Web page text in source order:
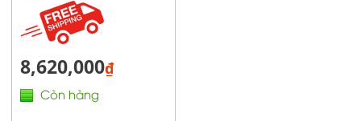
8,620,000₫
Còn hàng